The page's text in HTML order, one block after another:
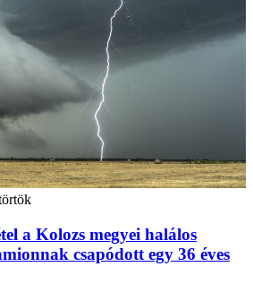
a Kolozs megyei halálos
csapódott egy 36 éves